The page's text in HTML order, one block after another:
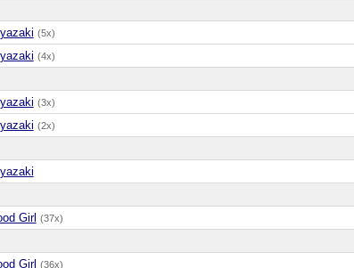
(5x)
(4x)
(3x)
(2x)
Girl (37x)
Girl (36x)